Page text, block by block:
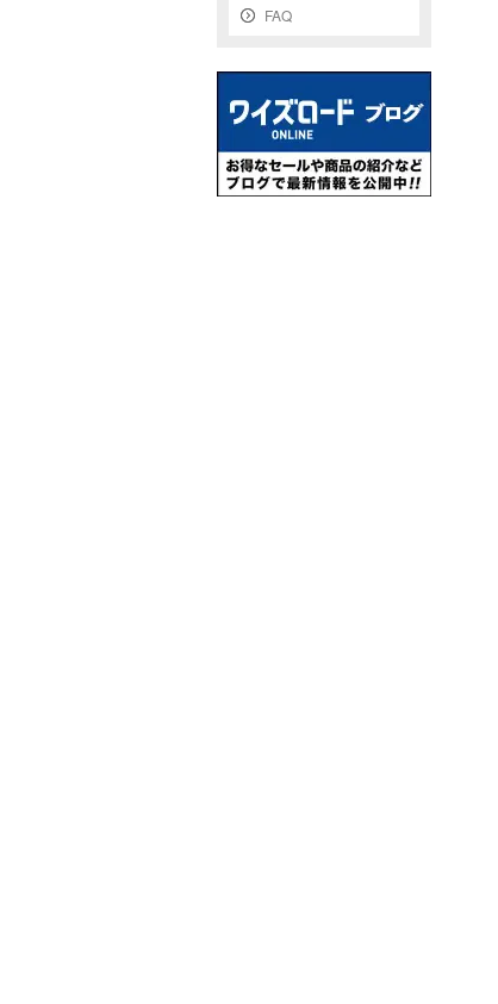
FAQ